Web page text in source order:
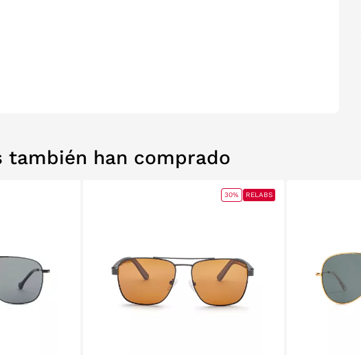
también han comprado
30% RELABS